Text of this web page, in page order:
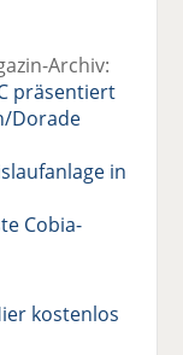
Archiv:
präsentiert
Dorade
in
Cobia-
kostenlos